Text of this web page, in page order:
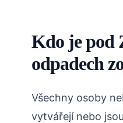
Kdo je pod
odpadech
Všechny osoby
vytvářejí nebo